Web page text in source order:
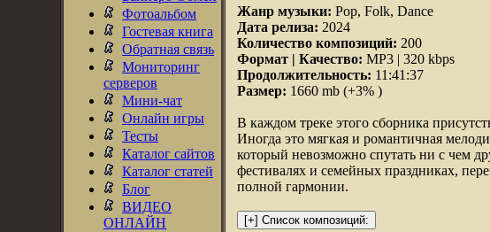
Фотоальбом
Гостевая книга
Обратная связь
Мониторинг
серверов
Мини-чат
Онлайн игры
Тесты
Каталог сайтов
Каталог статей
Блог
ВИДЕО
ОНЛАЙН
Жанр музыки: Pop, Folk, Dance
Дата релиза: 2024
Количество композиций: 200
Формат | Качество: MP3 | 320 kbps
Продолжительность: 11:41:37
Размер: 1660 mb (+3% )
В каждом треке этого сборника
Иногда это мягкая и романтичная
который невозможно спутать ни с чем
фестивалях и семейных праздниках,
полной гармонии.